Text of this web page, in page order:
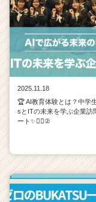
2025.11.18
🏆 AI教育体験とは？中学
sとITの未来を学ぶ企業訪
ート✨💁‍♀️②